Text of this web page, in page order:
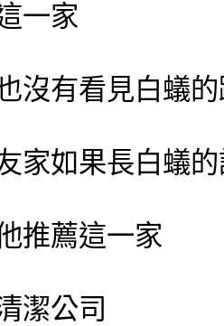
一家
沒有看見白蟻
家如果長白蟻
推薦這一家
潔公司